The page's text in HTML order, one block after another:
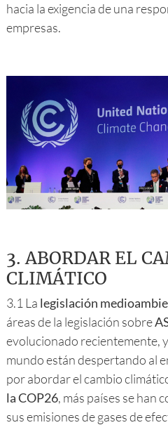
hacia la exigencia de una
empresas.
3. ABORDAR EL
CLIMÁTICO
3.1 La legislación
áreas de la legislación sobre
evolucionado recientemente,
mundo están despertando al
por abordar el cambio
la COP26, más países se han
sus emisiones de gases de